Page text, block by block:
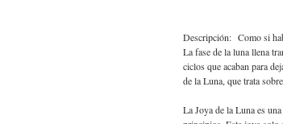
Descripción: Como si
La fase de la luna llena
ciclos que acaban para
de la Luna, que trata
La Joya de la Luna es